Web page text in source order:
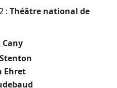
: Théâtre national de
Ehret